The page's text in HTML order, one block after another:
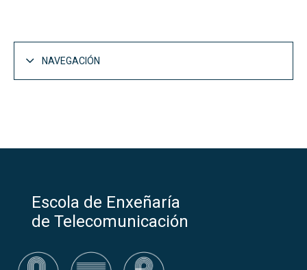
NAVEGACIÓN
Escola de Enxeñaría
de Telecomunicación